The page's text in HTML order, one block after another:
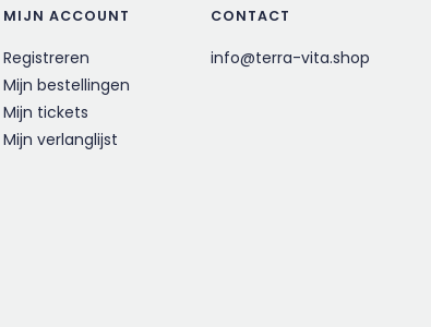
MIJN ACCOUNT
Registreren
Mijn bestellingen
Mijn tickets
Mijn verlanglijst
CONTACT
info@terra-vita.shop